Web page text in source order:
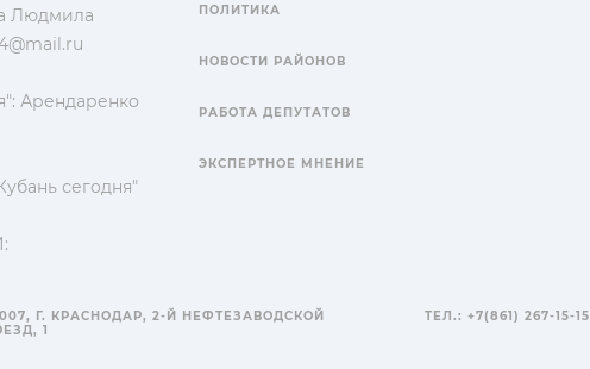
Людмила
Арендаренко
сегодня"
ПОЛИТИКА
НОВОСТИ РАЙОНОВ
РАБОТА ДЕПУТАТОВ
ЭКСПЕРТНОЕ МНЕНИЕ
Г. КРАСНОДАР, 2-Й НЕФТЕЗАВОДСКОЙ
1
ТЕЛ.: +7(861) 267-15-15